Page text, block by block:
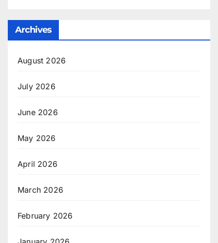
Archives
August 2026
July 2026
June 2026
May 2026
April 2026
March 2026
February 2026